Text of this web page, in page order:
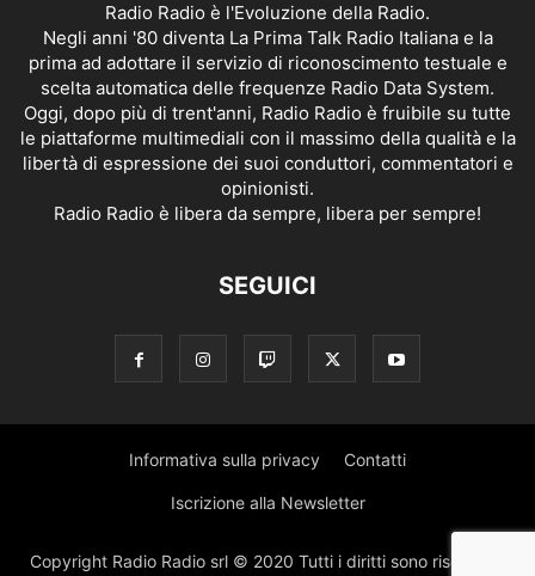
Radio Radio è l'Evoluzione della Radio.
Negli anni '80 diventa La Prima Talk Radio Italiana e la
prima ad adottare il servizio di riconoscimento testuale e
scelta automatica delle frequenze Radio Data System.
Oggi, dopo più di trent'anni, Radio Radio è fruibile su tutte
le piattaforme multimediali con il massimo della qualità e la
libertà di espressione dei suoi conduttori, commentatori e
opinionisti.
Radio Radio è libera da sempre, libera per sempre!
SEGUICI
Informativa sulla privacy Contatti
Iscrizione alla Newsletter
Copyright Radio Radio srl © 2020 Tutti i diritti sono riservati |